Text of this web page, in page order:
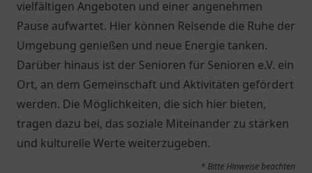
vielfältigen Angeboten und einer angenehmen
Pause aufwartet. Hier können Reisende die Ruhe der
Umgebung genießen und neue Energie tanken.
Darüber hinaus ist der Senioren für Senioren e.V. ein
Ort, an dem Gemeinschaft und Aktivitäten gefördert
werden. Die Möglichkeiten, die sich hier bieten,
tragen dazu bei, das soziale Miteinander zu stärken
und kulturelle Werte weiterzugeben.
* Bitte Hinweise beachten